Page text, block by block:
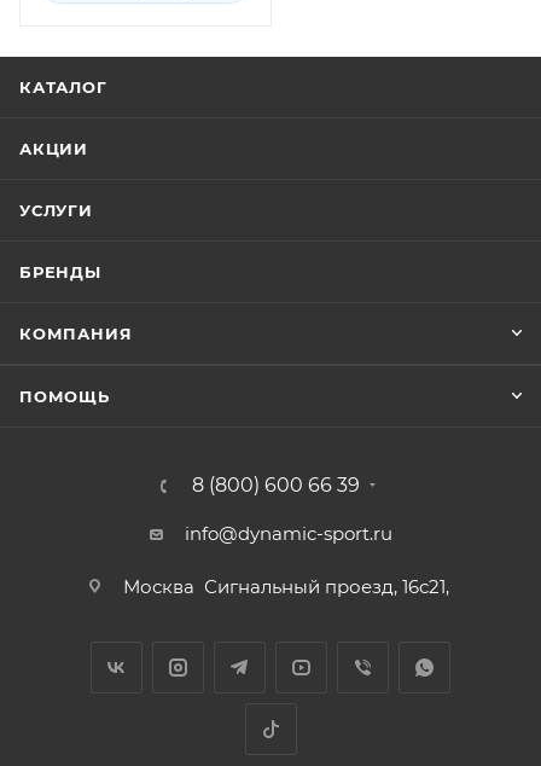
КАТАЛОГ
АКЦИИ
УСЛУГИ
БРЕНДЫ
КОМПАНИЯ
ПОМОЩЬ
8 (800) 600 66 39
info@dynamic-sport.ru
Москва Сигнальный проезд, 16с21,